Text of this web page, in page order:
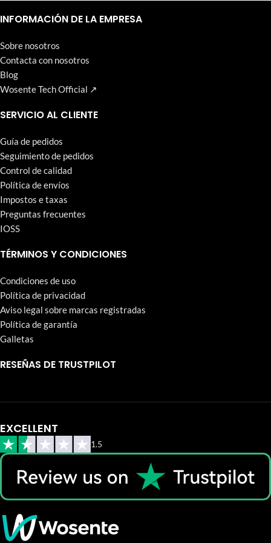
Un nivel alto y continuo de satisfacción del cliente es el objetivo
que Wosente-tech persigue incansablemente.
INFORMACIÓN DE LA EMPRESA
Sobre nosotros
Contacta con nosotros
Blog
Wosente Tech Official ↗
SERVICIO AL CLIENTE
Guía de pedidos
Seguimiento de pedidos
Control de calidad
Política de envíos
Impostos e taxas
Preguntas frecuentes
IOSS
TÉRMINOS Y CONDICIONES
Condiciones de uso
Política de privacidad
Aviso legal sobre marcas registradas
Política de garantía
Galletas
RESEÑAS DE TRUSTPILOT
EXCELLENT
1.5